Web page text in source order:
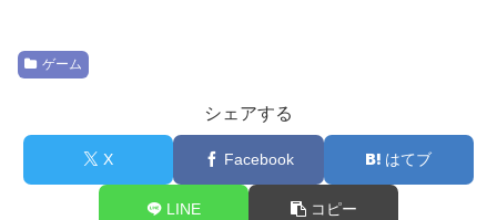
ゲーム
シェアする
X Facebook はてブ
LINE コピー